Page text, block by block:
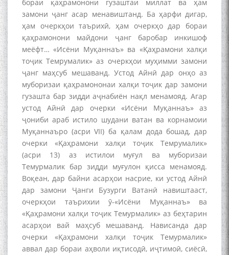
бораи қаҳрамонони гузаштаи миллат ва ҳам
замони ҷанг асар менавиштанд. Ба ҳарфи дигар,
ҳам очеркҳои таърихӣ, ҳам очеркҳо дар бораи
қаҳрамонони майдони ҷанг баробар инкишоф
меёфт… «Исёни Муқаннаъ» ва «Қаҳрамони халқи
тоҷик Темрумалик» аз очеркҳои муҳимми замони
ҷанг маҳсуб мешаванд. Устод Айнӣ дар онҳо аз
муборизаи қаҳрамононаи халқи тоҷик дар замони
гузашта бар зидди аҷнабиён нақл менамояд. Агар
устод Айнӣ дар очерки «Исёни Муқаннаъ» аз
ҷониби араб истило шудани ватан ва корнамоии
Муқаннаъро (асри VII) ба қалам дода бошад, дар
очерки «Қаҳрамони халқи тоҷик Темрумалик»
(асри 13) аз истилои муғул ва муборизаи
Темурмалик бар зидди муғулон қисса менамояд.
Воқеан, дар байни асарҳои насрие, ки устод Айнӣ
дар замони Ҷанги Бузурги Ватанӣ навиштааст,
очеркҳои таърихии ӯ-«Исёни Муқаннаъ» ва
«Қаҳрамони халқи тоҷик Темурмалик» аз беҳтарин
асарҳои вай маҳсуб мешаванд. Нависанда дар
очерки «Қаҳрамони халқи тоҷик Темурмалик»
аввал дар бораи аҳволи иқтисодӣ, иҷтимоӣ, сиёсӣ,